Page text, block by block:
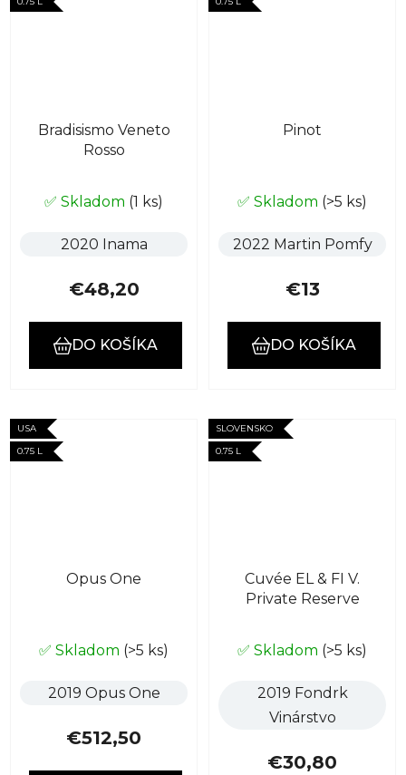
Bradisismo Veneto
Rosso
✅ Skladom (1 ks)
2020 Inama
€48,20
DO KOŠÍKA
Pinot
✅ Skladom (>5 ks)
2022 Martin Pomfy
€13
DO KOŠÍKA
USA
0.75 L
Opus One
✅ Skladom (>5 ks)
2019 Opus One
€512,50
SLOVENSKO
0.75 L
Cuvée EL & FI V.
Private Reserve
hodnotenie
produktu
je
z
✅ Skladom (>5 ks)
2019 Fondrk
Vinárstvo
€30,80